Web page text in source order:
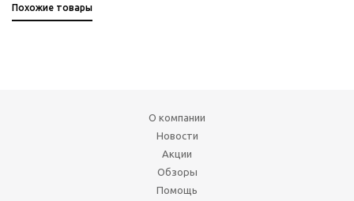
Похожие товары
О компании
Новости
Акции
Обзоры
Помощь